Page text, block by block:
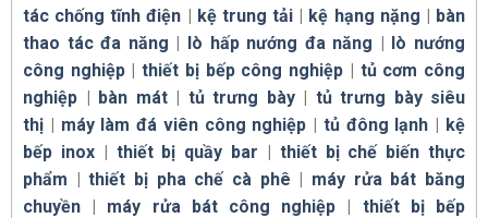
tác chống tĩnh điện | kệ trung tải | kệ hạng nặng | bàn
thao tác đa năng | lò hấp nướng đa năng | lò nướng
công nghiệp|thiết bị bếp công nghiệp | tủ cơm công
nghiệp | bàn mát| tủ trưng bày| tủ trưng bày siêu
thị | máy làm đá viên công nghiệp | tủ đông lạnh | kệ
bếp inox| thiết bị quầy bar | thiết bị chế biến thực
phẩm |thiết bị pha chế cà phê | máy rửa bát băng
chuyền | máy rửa bát công nghiệp | thiết bị bếp